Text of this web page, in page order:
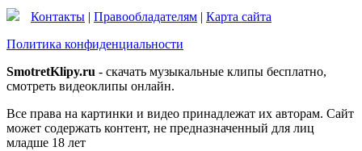
Контакты | Правообладателям | Карта сайта
Политика конфиденциальности
SmotretKlipy.ru - скачать музыкальные клипы бесплатно,
смотреть видеоклипы онлайн.
Все права на картинки и видео принадлежат их авторам. Сайт
может содержать контент, не предназначенный для лиц
младше 18 лет